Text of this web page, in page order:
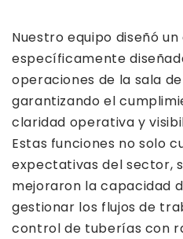
Nuestro equipo diseñó
específicamente
operaciones de la sala
garantizando el
claridad operativa y
Estas funciones no solo
expectativas del sector,
mejoraron la capacidad
gestionar los flujos de
control de tuberías con